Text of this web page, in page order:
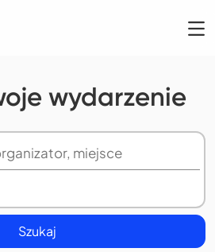
wydarzenie
Szukaj